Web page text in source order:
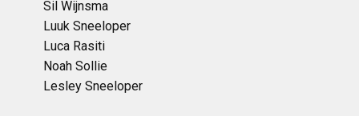
Sil Wijnsma
Luuk Sneeloper
Luca Rasiti
Noah Sollie
Lesley Sneeloper